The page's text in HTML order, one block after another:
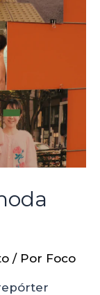
/ Por Foco